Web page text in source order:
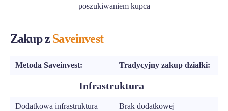
poszukiwaniem kupca
Zakup z Saveinvest
Metoda Saveinvest: Tradycyjny zakup działki:
Infrastruktura
Dodatkowa infrastruktura
Brak dodatkowej